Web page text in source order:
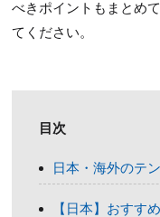
べきポイントもまとめ
てください。
目次
日本・海外のテ
【日本】おすす